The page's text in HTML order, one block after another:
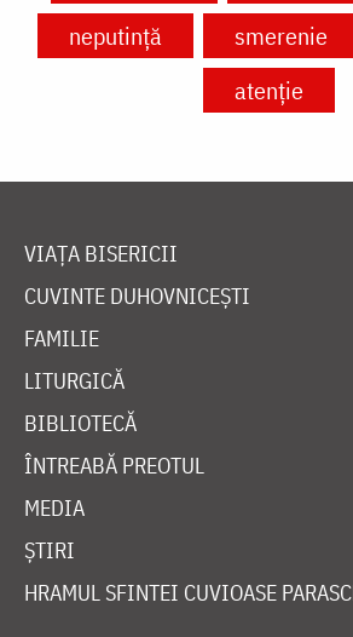
neputință
smerenie
atenție
VIAȚA BISERICII
CUVINTE DUHOVNICEȘTI
FAMILIE
LITURGICĂ
BIBLIOTECĂ
ÎNTREABĂ PREOTUL
MEDIA
ȘTIRI
HRAMUL SFINTEI CUVIOASE